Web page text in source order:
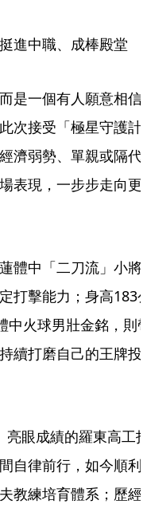
進中職、成棒殿堂
是一個有人願意相信
次接受「極星守護計
濟弱勢、單親或隔代
表現，一步步走向更
體中「二刀流」小將
打擊能力；身高183
中火球男壯金銘，則
續打磨自己的王牌投
亮眼成績的羅東高工
自律前行，如今順利
教練培育體系；歷經